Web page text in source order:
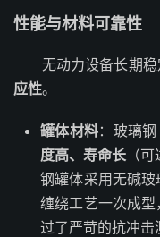
性能与材料可靠性
无动力设备长期
应性。
罐体材料：玻璃
度高、寿命长 （
钢罐体采用无碱
缠绕工艺一次成型
过了严苛的抗冲击